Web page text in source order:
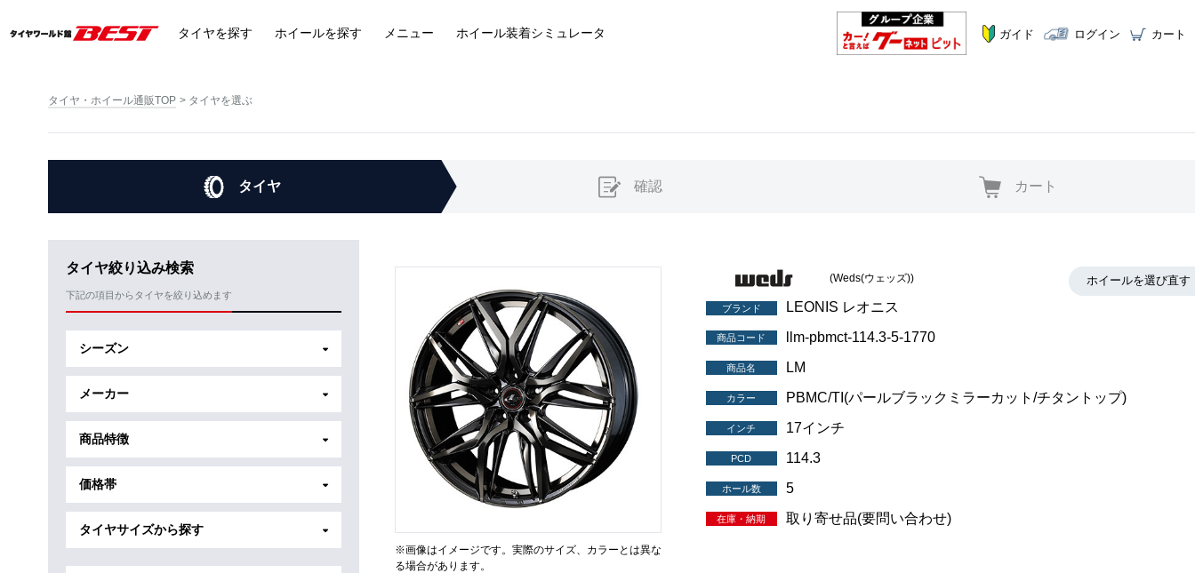
タイヤを探す ホイールを探す メニュー ホイール装着シミュレータ ガイド ログイン カート
タイヤ・ホイール通販TOP タイヤを選ぶ
タイヤ 確認 カート
タイヤ絞り込み検索
下記の項目からタイヤを絞り込めます
シーズン
メーカー
商品特徴
価格帯
タイヤサイズから探す
※画像はイメージです。実際のサイズ、カラーとは異な
る場合があります。
ホイールを選び直す
(Weds(ウェッズ))
ブランド LEONIS レオニス
商品コード llm-pbmct-114.3-5-1770
商品名 LM
カラー PBMC/TI(パールブラックミラーカット/チタントップ)
インチ 17インチ
PCD 114.3
ホール数 5
在庫・納期 取り寄せ品(要問い合わせ)